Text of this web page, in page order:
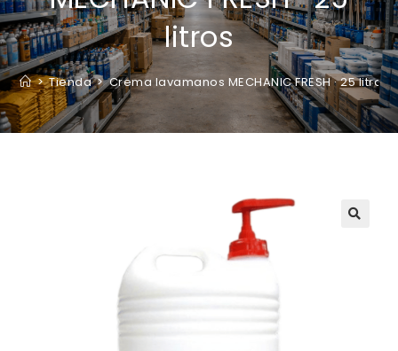
litros
> Tienda > Crema lavamanos MECHANIC FRESH · 25 litros